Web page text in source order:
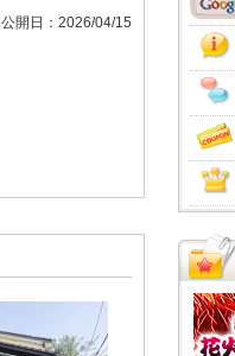
公開日：2026/04/15